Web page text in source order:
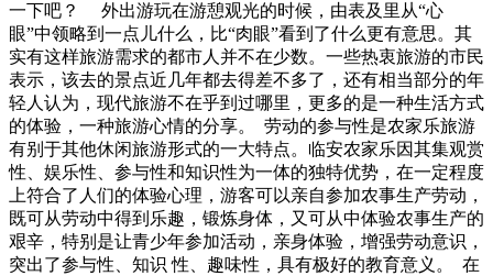
一下吧？ 外出游玩在游憩观光的时候，由表及里从“心
眼”中领略到一点儿什么，比“肉眼”看到了什么更有意思。其
实有这样旅游需求的都市人并不在少数。一些热衷旅游的市民
表示，该去的景点近几年都去得差不多了，还有相当部分的年
轻人认为，现代旅游不在乎到过哪里，更多的是一种生活方式
的体验，一种旅游心情的分享。 劳动的参与性是农家乐旅游
有别于其他休闲旅游形式的一大特点。临安农家乐因其集观赏
性、娱乐性、参与性和知识性为一体的独特优势，在一定程度
上符合了人们的体验心理，游客可以亲自参加农事生产劳动，
既可从劳动中得到乐趣，锻炼身体，又可从中体验农事生产的
艰辛，特别是让青少年参加活动，亲身体验，增强劳动意识，
突出了参与性、知识 性、趣味性，具有极好的教育意义。 在